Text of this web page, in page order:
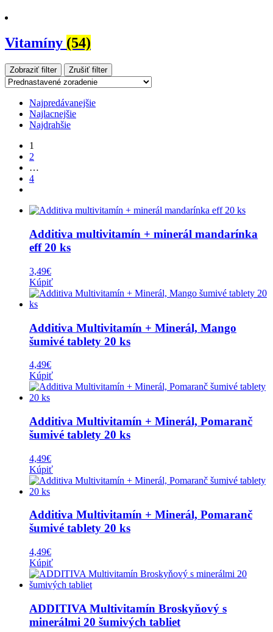
Vitamíny (54)
Zobraziť filter Zrušiť filter
Najpredávanejšie
Najlacnejšie
Najdrahšie
1
2
…
4
Additiva multivitamín + minerál mandarínka
eff 20 ks
3,49€
Kúpiť
Additiva Multivitamín + Minerál, Mango
šumivé tablety 20 ks
4,49€
Kúpiť
Additiva Multivitamín + Minerál, Pomaranč
šumivé tablety 20 ks
4,49€
Kúpiť
Additiva Multivitamín + Minerál, Pomaranč
šumivé tablety 20 ks
4,49€
Kúpiť
ADDITIVA Multivitamín Broskyňový s
minerálmi 20 šumivých tabliet